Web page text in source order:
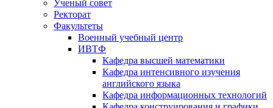
Ученый совет
Ректорат
Факультеты
Военный учебный центр
ИВТФ
Кафедра высшей математики
Кафедра интенсивного изучения
английского языка
Кафедра информационных технологий